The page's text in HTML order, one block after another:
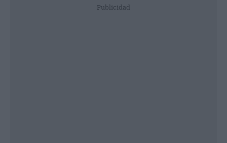
Publicidad